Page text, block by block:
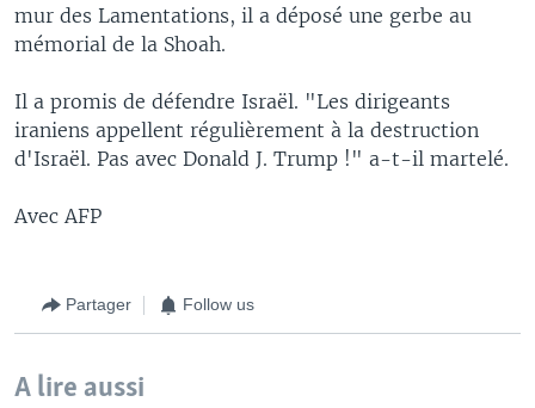
mur des Lamentations, il a déposé une gerbe au
mémorial de la Shoah.
Il a promis de défendre Israël. "Les dirigeants
iraniens appellent régulièrement à la destruction
d'Israël. Pas avec Donald J. Trump !" a-t-il martelé.
Avec AFP
Partager Follow us
A lire aussi